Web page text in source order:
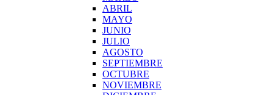
ABRIL
MAYO
JUNIO
JULIO
AGOSTO
SEPTIEMBRE
OCTUBRE
NOVIEMBRE